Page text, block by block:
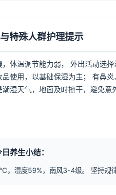
特殊人群护理提示
体温调节能力弱， 外出活动选
品使用，以基础保湿为主； 有鼻
湿天气，地面及时擦干，避免意
养生小结：
湿度59%，南风3-4级。 坚持规